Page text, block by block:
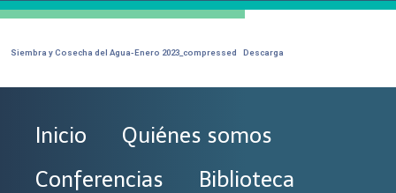
Siembra y Cosecha del Agua-Enero 2023_compressed Descarga
Inicio
Quiénes somos
Conferencias
Biblioteca